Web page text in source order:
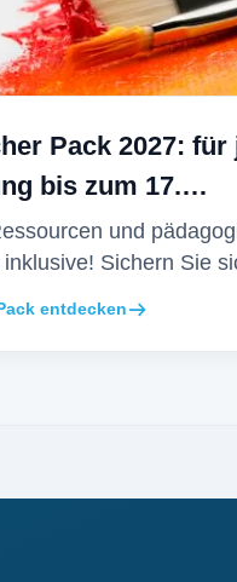
Pack 2027: für
bis zum 17.
und
Sichern Sie
entdecken